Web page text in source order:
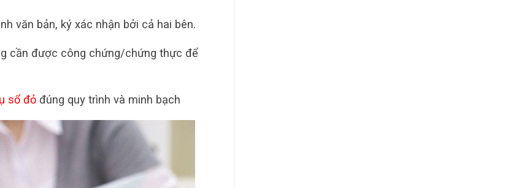
văn bản, ký xác nhận bởi cả hai bên.
cần được công chứng/chứng thực để
sổ đỏ đúng quy trình và minh bạch